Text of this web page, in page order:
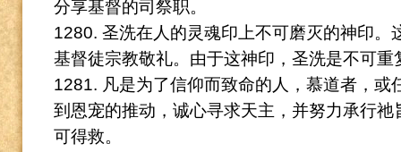
分享基督的司祭职。
1280. 圣洗在人的灵魂印上不可磨灭的神印。
基督徒宗教敬礼。 由于这神印，圣洗是不可重
1281. 凡是为了信仰而致命的人，慕道者，
到恩宠的推动，诚心寻求天主，并努力承行
可得救。